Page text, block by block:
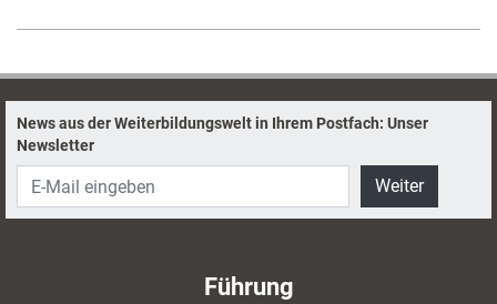
News aus der Weiterbildungswelt in Ihrem Postfach: Unser
Newsletter
Weiter
Führung